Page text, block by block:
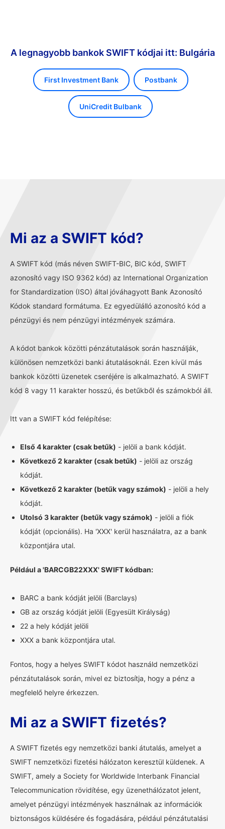
A legnagyobb bankok SWIFT kódjai itt: Bulgária
First Investment Bank Postbank
UniCredit Bulbank
Mi az a SWIFT kód?
A SWIFT kód (más néven SWIFT-BIC, BIC kód, SWIFT
azonosító vagy ISO 9362 kód) az International Organization
for Standardization (ISO) által jóváhagyott Bank Azonosító
Kódok standard formátuma. Ez egyedülálló azonosító kód a
pénzügyi és nem pénzügyi intézmények számára.
A kódot bankok közötti pénzátutalások során használják,
különösen nemzetközi banki átutalásoknál. Ezen kívül más
bankok közötti üzenetek cseréjére is alkalmazható. A SWIFT
kód 8 vagy 11 karakter hosszú, és betűkből és számokból áll.
Itt van a SWIFT kód felépítése:
Első 4 karakter (csak betűk) - jelöli a bank kódját.
Következő 2 karakter (csak betűk) - jelöli az ország
kódját.
Következő 2 karakter (betűk vagy számok) - jelöli a hely
kódját.
Utolsó 3 karakter (betűk vagy számok) - jelöli a fiók
kódját (opcionális). Ha 'XXX' kerül használatra, az a bank
központjára utal.
Például a 'BARCGB22XXX' SWIFT kódban:
BARC a bank kódját jelöli (Barclays)
GB az ország kódját jelöli (Egyesült Királyság)
22 a hely kódját jelöli
XXX a bank központjára utal.
Fontos, hogy a helyes SWIFT kódot használd nemzetközi
pénzátutalások során, mivel ez biztosítja, hogy a pénz a
megfelelő helyre érkezzen.
Mi az a SWIFT fizetés?
A SWIFT fizetés egy nemzetközi banki átutalás, amelyet a
SWIFT nemzetközi fizetési hálózaton keresztül küldenek. A
SWIFT, amely a Society for Worldwide Interbank Financial
Telecommunication rövidítése, egy üzenethálózatot jelent,
amelyet pénzügyi intézmények használnak az információk
biztonságos küldésére és fogadására, például pénzátutalási